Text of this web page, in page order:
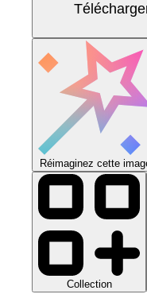
Réimaginez cette
Collection